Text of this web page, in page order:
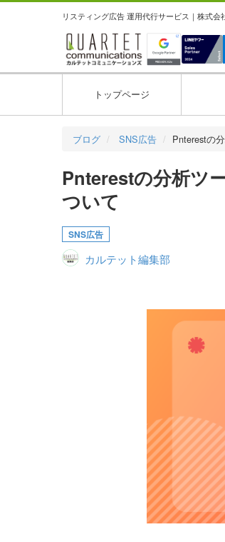
リスティング広告 運用代行サービス｜株式
トップページ
ブログ SNS広告 Pnterestの
Pnterestの分析ツ
ついて
SNS広告
カルテット編集部